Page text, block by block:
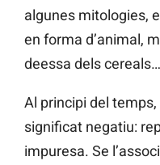
algunes mitologies,
en forma d’animal,
deessa dels
Al principi del
significat negatiu:
impuresa. Se